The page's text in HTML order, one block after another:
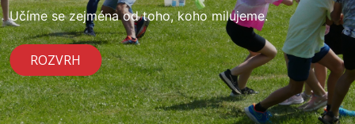
Učíme se zejména od toho, koho milujeme.
ROZVRH